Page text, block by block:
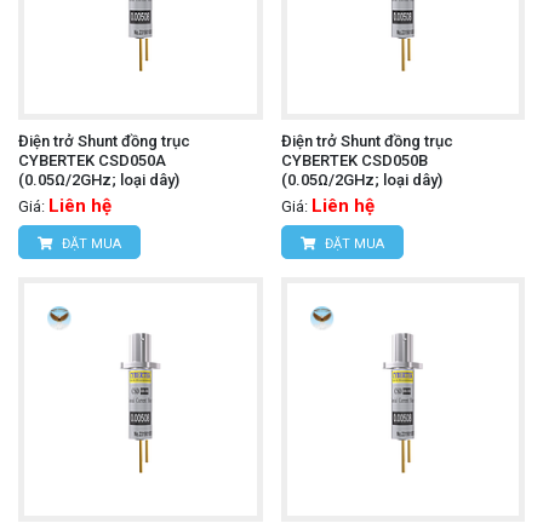
Điện trở Shunt đồng trục
CYBERTEK CSD050A
(0.05Ω/2GHz; loại dây)
Giá: Liên hệ
ĐẶT MUA
Điện trở Shunt đồng trục
CYBERTEK CSD050B
(0.05Ω/2GHz; loại dây)
Giá: Liên hệ
ĐẶT MUA